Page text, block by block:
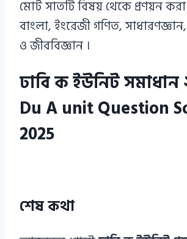
মোট সাতটি বিষয় থেকে প্রণয়ন
বাংলা, ইংরেজী গণিত,
ও জীববিজ্ঞান ।
ঢাবি ক ইউনিট সমাধান
Du A unit Question
2025
শেষ কথা